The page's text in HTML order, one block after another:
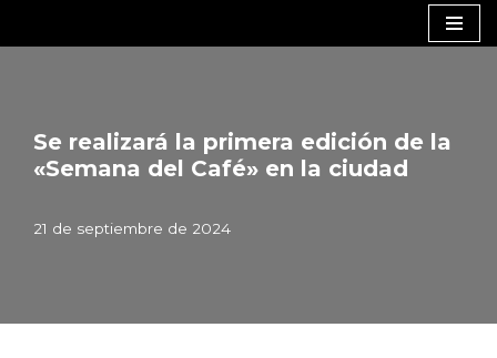
Se realizará la primera edición de la
«Semana del Café» en la ciudad
21 de septiembre de 2024